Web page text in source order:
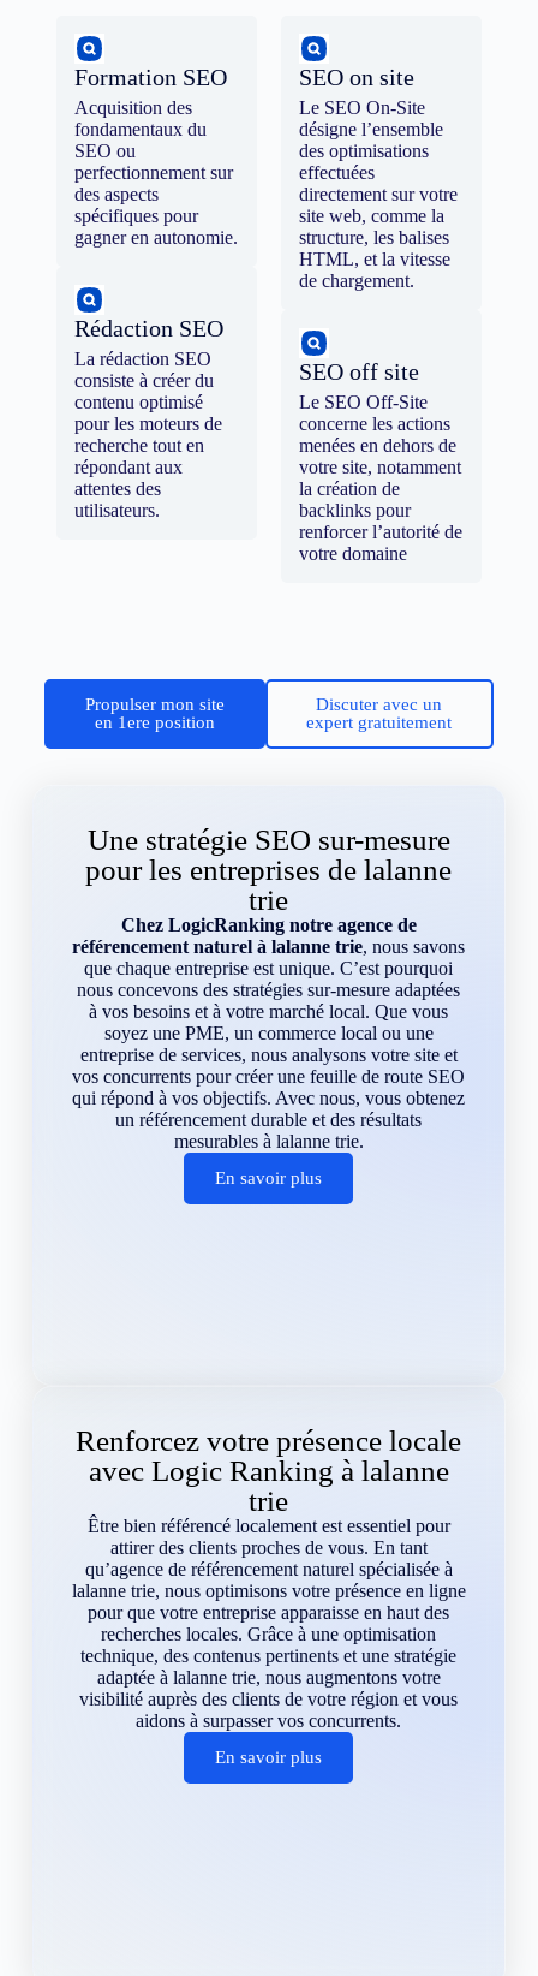
Formation SEO
Acquisition des
fondamentaux du
SEO ou
perfectionnement sur
des aspects
spécifiques pour
gagner en autonomie.
Rédaction SEO
La rédaction SEO
consiste à créer du
contenu optimisé
pour les moteurs de
recherche tout en
répondant aux
attentes des
utilisateurs.
SEO on site
Le SEO On-Site
désigne l’ensemble
des optimisations
effectuées
directement sur votre
site web, comme la
structure, les balises
HTML, et la vitesse
de chargement.
SEO off site
Le SEO Off-Site
concerne les actions
menées en dehors de
votre site, notamment
la création de
backlinks pour
renforcer l’autorité de
votre domaine
Propulser mon site
en 1ere position
Discuter avec un
expert gratuitement
Une stratégie SEO sur-mesure
pour les entreprises de lalanne
trie
Chez LogicRanking notre agence de
référencement naturel à lalanne trie, nous savons
que chaque entreprise est unique. C’est pourquoi
nous concevons des stratégies sur-mesure adaptées
à vos besoins et à votre marché local. Que vous
soyez une PME, un commerce local ou une
entreprise de services, nous analysons votre site et
vos concurrents pour créer une feuille de route SEO
qui répond à vos objectifs. Avec nous, vous obtenez
un référencement durable et des résultats
mesurables à lalanne trie.
En savoir plus
Renforcez votre présence locale
avec Logic Ranking à lalanne
trie
Être bien référencé localement est essentiel pour
attirer des clients proches de vous. En tant
qu’agence de référencement naturel spécialisée à
lalanne trie, nous optimisons votre présence en ligne
pour que votre entreprise apparaisse en haut des
recherches locales. Grâce à une optimisation
technique, des contenus pertinents et une stratégie
adaptée à lalanne trie, nous augmentons votre
visibilité auprès des clients de votre région et vous
aidons à surpasser vos concurrents.
En savoir plus